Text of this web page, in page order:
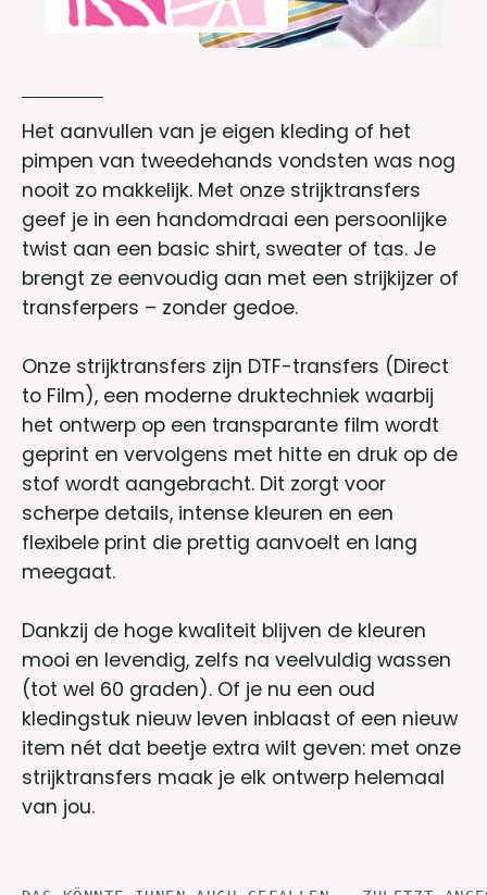
Het aanvullen van je eigen kleding of het
pimpen van tweedehands vondsten was nog
nooit zo makkelijk. Met onze strijktransfers
geef je in een handomdraai een persoonlijke
twist aan een basic shirt, sweater of tas. Je
brengt ze eenvoudig aan met een strijkijzer of
transferpers – zonder gedoe.
Onze strijktransfers zijn DTF-transfers (Direct
to Film), een moderne druktechniek waarbij
het ontwerp op een transparante film wordt
geprint en vervolgens met hitte en druk op de
stof wordt aangebracht. Dit zorgt voor
scherpe details, intense kleuren en een
flexibele print die prettig aanvoelt en lang
meegaat.
Dankzij de hoge kwaliteit blijven de kleuren
mooi en levendig, zelfs na veelvuldig wassen
(tot wel 60 graden). Of je nu een oud
kledingstuk nieuw leven inblaast of een nieuw
item nét dat beetje extra wilt geven: met onze
strijktransfers maak je elk ontwerp helemaal
van jou.